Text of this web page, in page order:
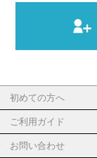
初めての方へ
ご利用ガイド
お問い合わせ